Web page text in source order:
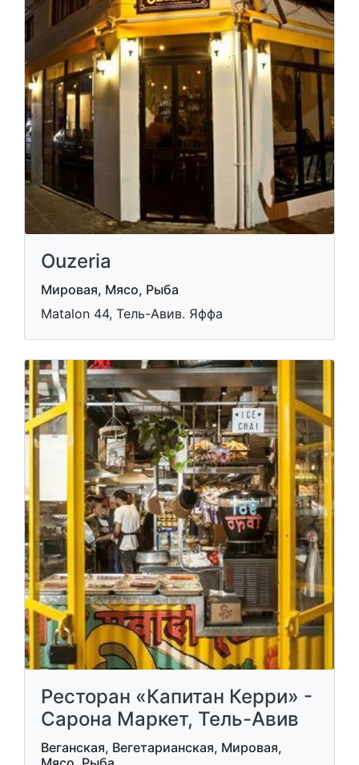
Ouzeria
Мировая, Мясо, Рыба
Matalon 44, Тель-Авив. Яффа
Ресторан «Капитан Керри» -
Сарона Маркет, Тель-Авив
Веганская, Вегетарианская, Мировая,